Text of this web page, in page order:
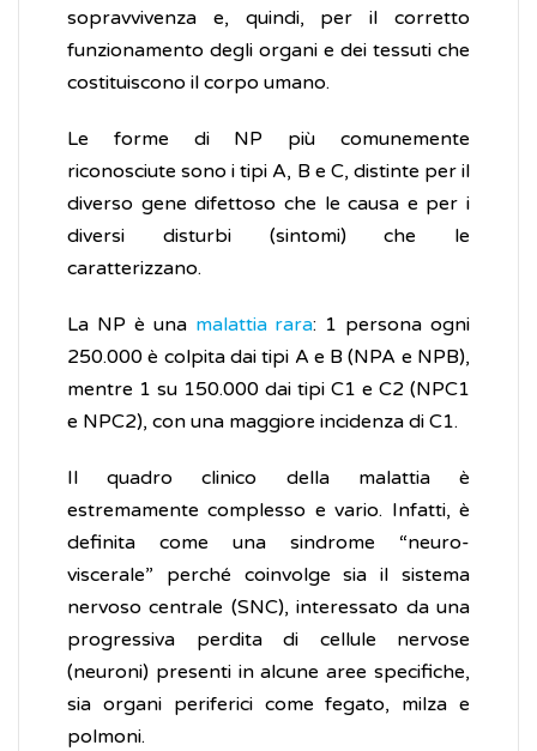
sopravvivenza e, quindi, per il corretto
funzionamento degli organi e dei tessuti che
costituiscono il corpo umano.
Le forme di NP più comunemente
riconosciute sono i tipi A, B e C, distinte per il
diverso gene difettoso che le causa e per i
diversi disturbi (sintomi) che le
caratterizzano.
La NP è una malattia rara: 1 persona ogni
250.000 è colpita dai tipi A e B (NPA e NPB),
mentre 1 su 150.000 dai tipi C1 e C2 (NPC1
e NPC2), con una maggiore incidenza di C1.
Il quadro clinico della malattia è
estremamente complesso e vario. Infatti, è
definita come una sindrome “neuro-
viscerale” perché coinvolge sia il sistema
nervoso centrale (SNC), interessato da una
progressiva perdita di cellule nervose
(neuroni) presenti in alcune aree specifiche,
sia organi periferici come fegato, milza e
polmoni.